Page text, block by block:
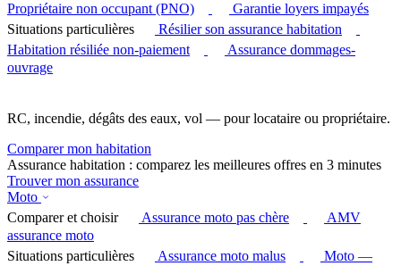
Propriétaire non occupant (PNO)
Garantie loyers impayés
Situations particulières
Résilier son assurance habitation
Habitation résiliée non-paiement
Assurance dommages-
ouvrage
RC, incendie, dégâts des eaux, vol — pour locataire ou propriétaire.
Comparer mon habitation
Assurance habitation : comparez les meilleures offres en 3 minutes
Trouver mon assurance
Moto
Comparer et choisir
Assurance moto pas chère
AMV
assurance moto
Situations particulières
Assurance moto malus
Moto —